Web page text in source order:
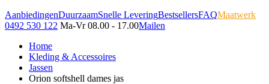
AanbiedingenDuurzaamSnelle LeveringBestsellersFAQMaatwerk
0492 530 122 Ma-Vr 08.00 - 17.00Mailen
Home
Kleding & Accessoires
Jassen
Orion softshell dames jas